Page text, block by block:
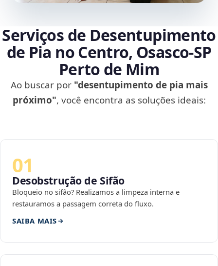
Serviços de Desentupimento
de Pia no Centro, Osasco‑SP
Perto de Mim
Ao buscar por "desentupimento de pia mais
próximo", você encontra as soluções ideais:
01
Desobstrução de Sifão
Bloqueio no sifão? Realizamos a limpeza interna e
restauramos a passagem correta do fluxo.
SAIBA MAIS